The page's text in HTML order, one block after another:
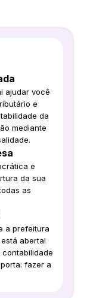
ajudar você
e
da
mediante
e
da sua
as
a prefeitura
aberta!
contabilidade
fazer a